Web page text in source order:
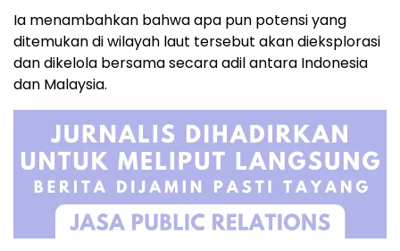
Ia menambahkan bahwa apa pun potensi yang
ditemukan di wilayah laut tersebut akan dieksplorasi
dan dikelola bersama secara adil antara Indonesia
dan Malaysia.